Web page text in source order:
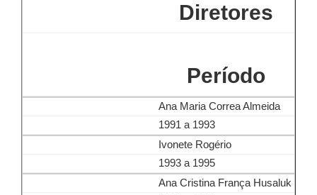
Diretores
Período
Ana Maria Correa Almeida
1991 a 1993
Ivonete Rogério
1993 a 1995
Ana Cristina França Husaluk